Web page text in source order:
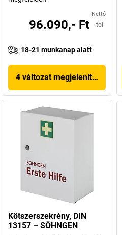
Nettó
96.090,- Ft -tól
18-21 munkanap alatt
4 változat megjelenítése
Kötszerszekrény, DIN
13157 – SÖHNGEN